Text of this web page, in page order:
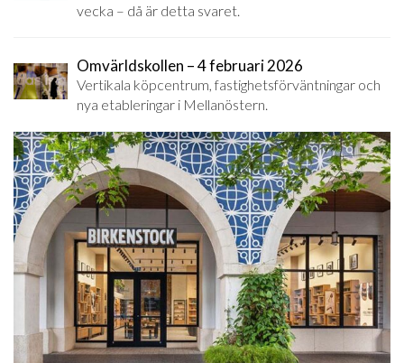
vecka – då är detta svaret.
Omvärldskollen – 4 februari 2026
Vertikala köpcentrum, fastighetsförväntningar och
nya etableringar i Mellanöstern.